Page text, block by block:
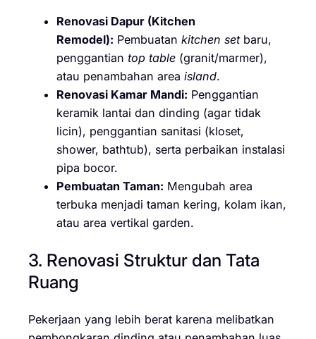
Renovasi Dapur (Kitchen
Remodel): Pembuatan kitchen setbaru,
penggantian top table (granit/marmer),
atau penambahan area island.
Renovasi Kamar Mandi: Penggantian
keramik lantai dan dinding (agar tidak
licin), penggantian sanitasi (kloset,
shower, bathtub), serta perbaikan instalasi
pipa bocor.
Pembuatan Taman: Mengubah area
terbuka menjadi taman kering, kolam ikan,
atau area vertikal garden.
3. Renovasi Struktur dan Tata
Ruang
Pekerjaan yang lebih berat karena melibatkan